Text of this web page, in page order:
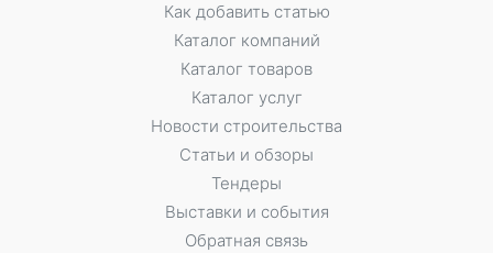
Как добавить статью
Каталог компаний
Каталог товаров
Каталог услуг
Новости строительства
Статьи и обзоры
Тендеры
Выставки и события
Обратная связь